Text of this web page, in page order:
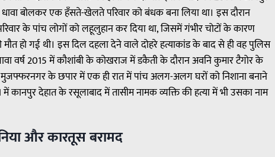
बोलकर एक हँसते-खेलते परिवार को बंधक बना लिया था। इस दौरान
के पांच लोगों को लहूलुहान कर दिया था, जिसमें गंभीर चोटों के कारण
हो गई थी। इस दिल दहला देने वाले दोहरे हत्याकांड के बाद से ही वह पुलिस
वर्ष 2015 में कौशांबी के कोखराज में डकैती के दौरान अवनि कुमार टैगोर के
के छपार में एक ही रात में पांच अलग-अलग घरों को निशाना बनाने
कानपुर देहात के रसूलाबाद में तासीम नामक व्यक्ति की हत्या में भी उसका नाम
और कारतूस बरामद